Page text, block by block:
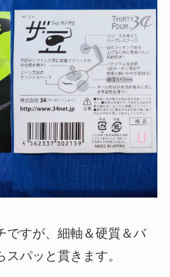
ですが、細軸＆硬質＆バ
パッと貫きます。